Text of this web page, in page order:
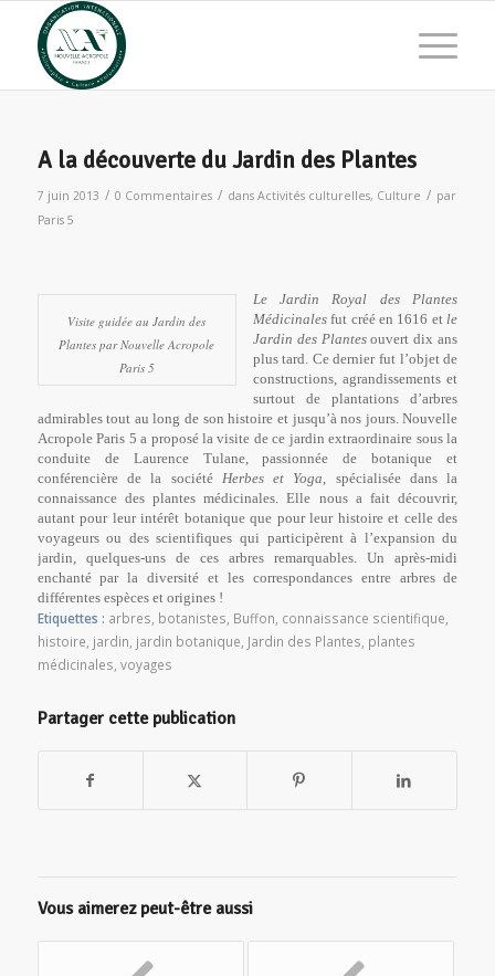
A la découverte du Jardin des Plantes
7 juin 2013 / 0 Commentaires / dans Activités culturelles, Culture / par
Paris 5
Visite guidée au Jardin des
Plantes par Nouvelle Acropole
Paris 5
Le Jardin Royal des Plantes
Médicinalesfut créé en 1616 etle
Jardin des Plantesouvert dix ans
plus tard. Ce dernier fut l’objet de
constructions, agrandissements et
surtout de plantations d’arbres
admirables tout au long de son histoire et jusqu’à nos jours. Nouvelle
Acropole Paris 5 a proposé la visite de ce jardin extraordinaire sous la
conduite de Laurence Tulane, passionnée de botanique et
conférencière de la société Herbes et Yoga, spécialisée dans la
connaissance des plantes médicinales. Elle nous a fait découvrir,
autant pour leur intérêt botanique que pour leur histoire et celle des
voyageurs ou des scientifiques qui participèrent à l’expansion du
jardin, quelques-uns de ces arbres remarquables. Un après-midi
enchanté par la diversité et les correspondances entre arbres de
différentes espèces et origines !
Etiquettes : arbres botanistes Buffon connaissance scientifique
histoire jardin jardin botanique Jardin des Plantes plantes
médicinales voyages
Partager cette publication
Vous aimerez peut-être aussi